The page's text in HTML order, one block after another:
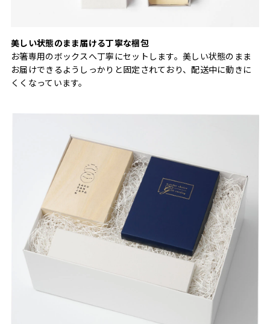
美しい状態のまま届ける丁寧な梱包
お箸専用のボックスへ丁寧にセットします。美しい状態のまま
お届けできるようしっかりと固定されており、配送中に動きに
くくなっています。